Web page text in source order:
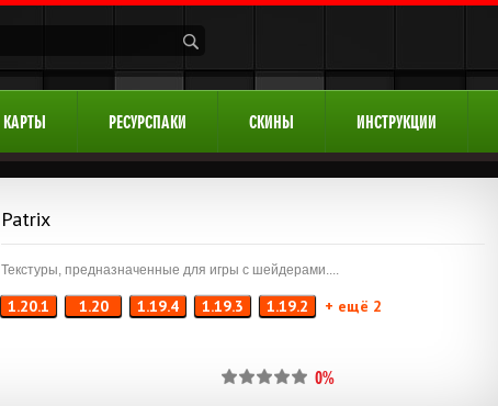
КАРТЫ РЕСУРСПАКИ СКИНЫ ИНСТРУКЦИИ
Patrix
Текстуры, предназначенные для игры с шейдерами....
1.20.1 1.20 1.19.4 1.19.3 1.19.2 + ещё 2
0%